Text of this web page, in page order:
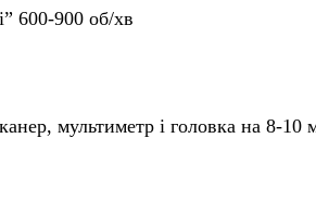
600-900 об/хв
мультиметр і головка на 8-10